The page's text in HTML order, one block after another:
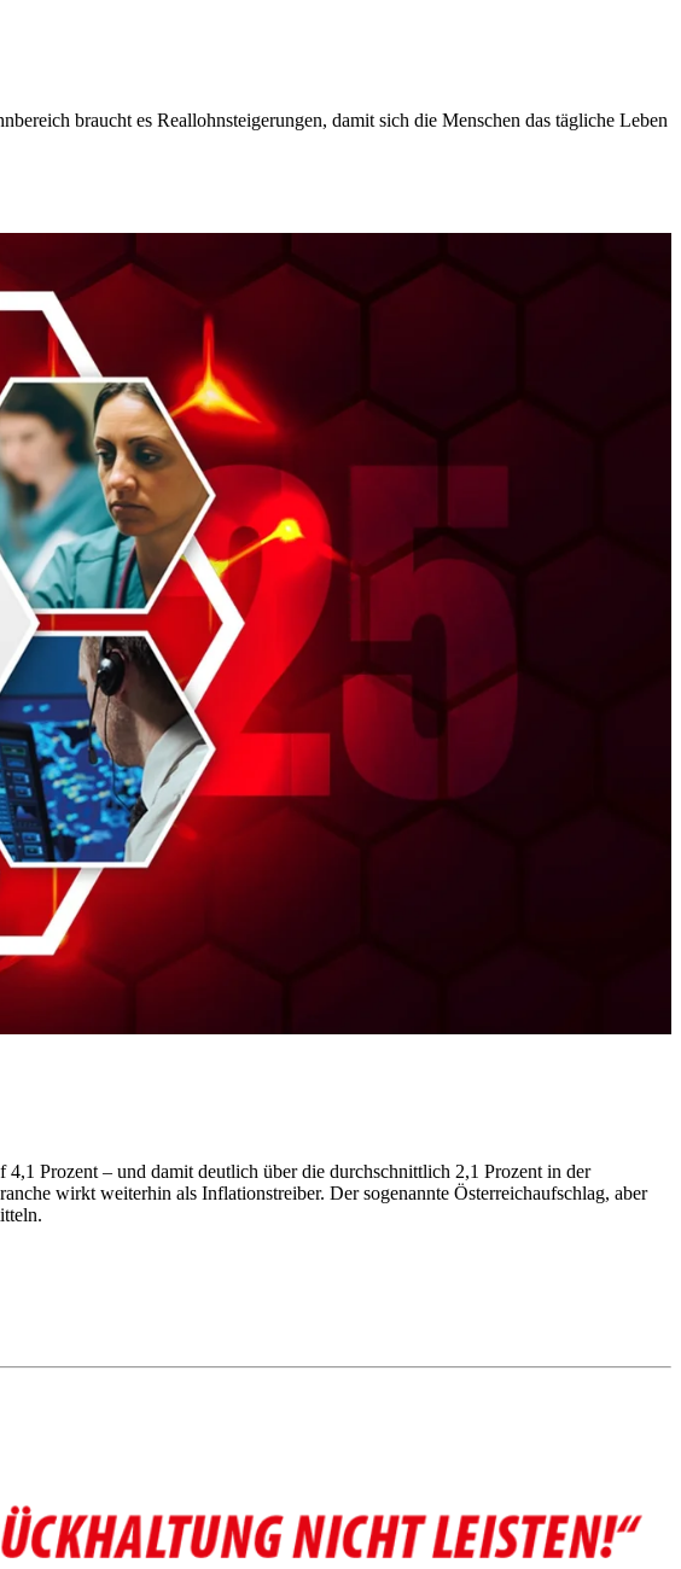
braucht es Reallohnsteigerungen, damit sich die Menschen das tägliche Leben
Prozent – und damit deutlich über die durchschnittlich 2,1 Prozent in der
wirkt weiterhin als Inflationstreiber. Der sogenannte Österreichaufschlag, aber